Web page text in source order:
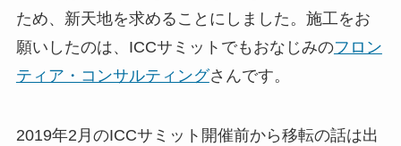
ため、新天地を求めることにしました。施工をお
願いしたのは、ICCサミットでもおなじみのフロン
ティア・コンサルティングさんです。
2019年2月のICCサミット開催前から移転の話は出